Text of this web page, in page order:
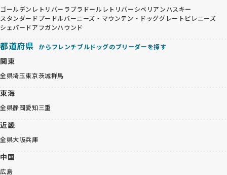
ゴールデンレトリバー ラブラドールレトリバーシベリアンハスキー
スタンダードプードルバーニーズ・マウンテン・ドッググレートピレニーズ
シェパードアフガンハウンド
都道府県 からフレンチブルドッグのブリーダーを探す
関東
全県埼玉東京茨城群馬
東海
全県静岡愛知三重
近畿
全県大阪兵庫
中国
広島